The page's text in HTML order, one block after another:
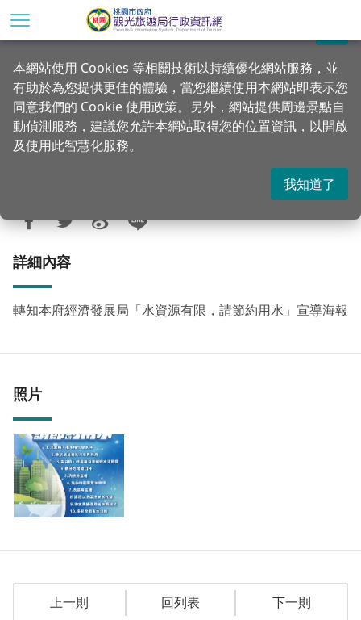
到
首頁 行政公告 新訊轉知
轉知本府經濟發展局「水資源有限，請節
約用水」宣導海報
1513
詳細內容
轉知本府經濟發展局「水資源有限，請節約用水」宣導海報
照片
上一則 回列表 下一則
關閉
本網站使用 Cookies 等相關技術以持續優化網站服務，並
有助於為您提供更佳的體驗，當您繼續使用本網站即表示您
同意我們的 Cookie 使用政策。另外，網站提供周邊景點自
動偵測服務，建議您允許本網站取得您的位置資訊，以開啟
及使用此智慧化服務。
我知道了